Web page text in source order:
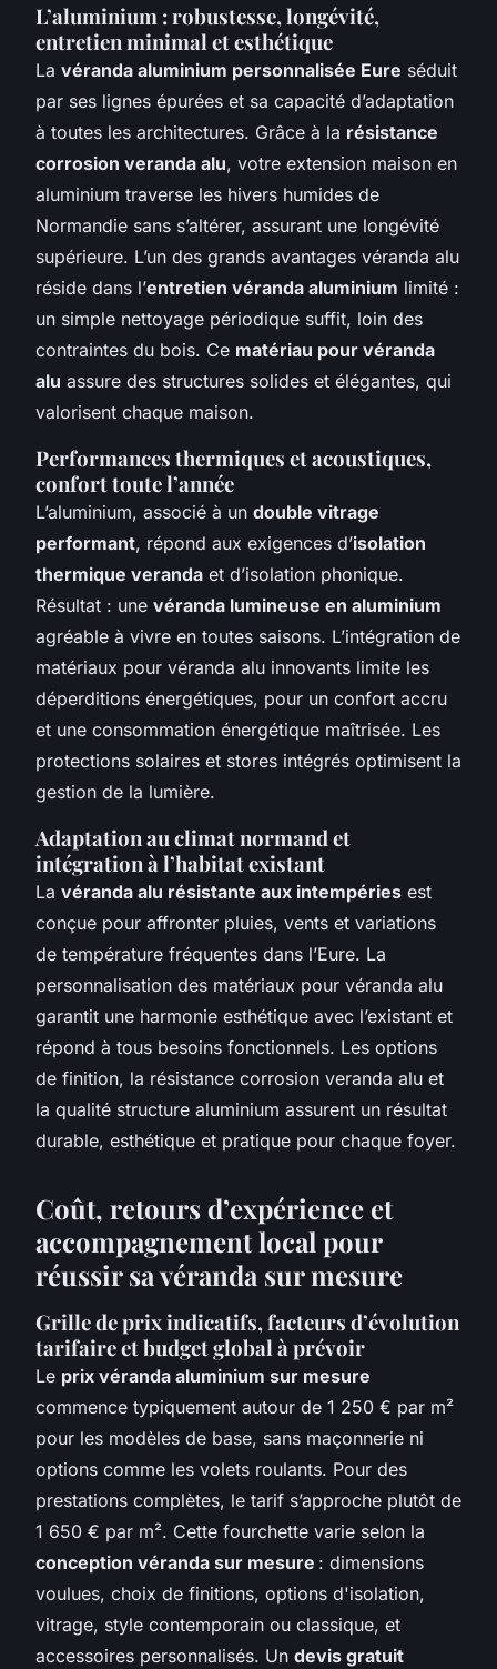
L’aluminium : robustesse, longévité,
entretien minimal et esthétique
La véranda aluminium personnalisée Eure séduit
par ses lignes épurées et sa capacité d’adaptation
à toutes les architectures. Grâce à la résistance
corrosion veranda alu, votre extension maison en
aluminium traverse les hivers humides de
Normandie sans s’altérer, assurant une longévité
supérieure. L’un des grands avantages véranda alu
réside dans l’entretien véranda aluminium limité :
un simple nettoyage périodique suffit, loin des
contraintes du bois. Ce matériau pour véranda
alu assure des structures solides et élégantes, qui
valorisent chaque maison.
Performances thermiques et acoustiques,
confort toute l’année
L’aluminium, associé à un double vitrage
performant, répond aux exigences d’isolation
thermique veranda et d’isolation phonique.
Résultat : une véranda lumineuse en aluminium
agréable à vivre en toutes saisons. L’intégration de
matériaux pour véranda alu innovants limite les
déperditions énergétiques, pour un confort accru
et une consommation énergétique maîtrisée. Les
protections solaires et stores intégrés optimisent la
gestion de la lumière.
Adaptation au climat normand et
intégration à l’habitat existant
La véranda alu résistante aux intempéries est
conçue pour affronter pluies, vents et variations
de température fréquentes dans l’Eure. La
personnalisation des matériaux pour véranda alu
garantit une harmonie esthétique avec l’existant et
répond à tous besoins fonctionnels. Les options
de finition, la résistance corrosion veranda alu et
la qualité structure aluminium assurent un résultat
durable, esthétique et pratique pour chaque foyer.
Coût, retours d’expérience et
accompagnement local pour
réussir sa véranda sur mesure
Grille de prix indicatifs, facteurs d’évolution
tarifaire et budget global à prévoir
Le prix véranda aluminium sur mesure
commence typiquement autour de 1 250 € par m²
pour les modèles de base, sans maçonnerie ni
options comme les volets roulants. Pour des
prestations complètes, le tarif s’approche plutôt de
1 650 € par m². Cette fourchette varie selon la
conception véranda sur mesure : dimensions
voulues, choix de finitions, options d'isolation,
vitrage, style contemporain ou classique, et
accessoires personnalisés. Un devis gratuit